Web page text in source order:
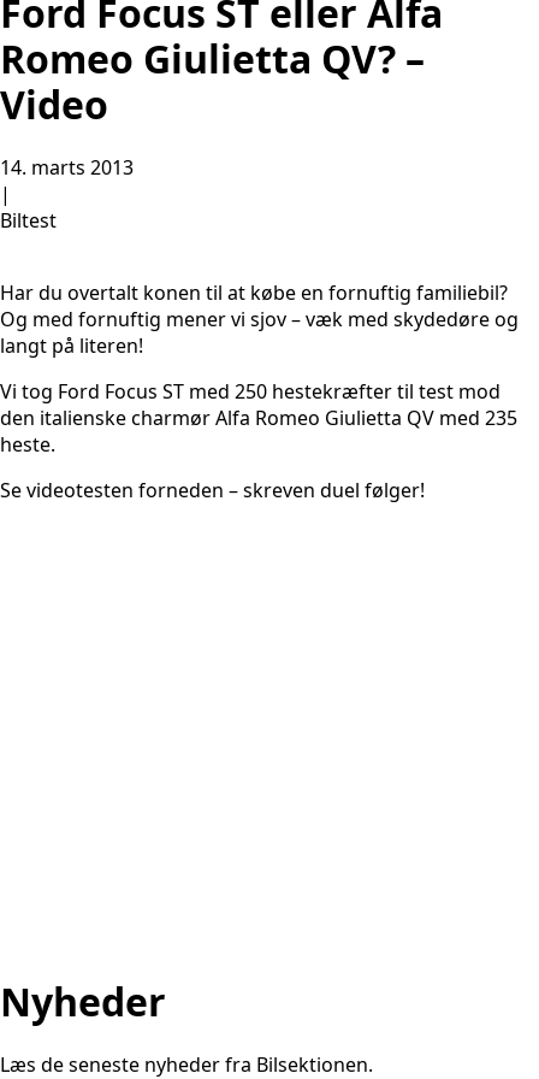
Ford Focus ST eller Alfa
Romeo Giulietta QV? –
Video
14. marts 2013
|
Biltest
Har du overtalt konen til at købe en fornuftig familiebil?
Og med fornuftig mener vi sjov – væk med skydedøre og
langt på literen!
Vi tog Ford Focus ST med 250 hestekræfter til test mod
den italienske charmør Alfa Romeo Giulietta QV med 235
heste.
Se videotesten forneden – skreven duel følger!
Nyheder
Læs de seneste nyheder fra Bilsektionen.